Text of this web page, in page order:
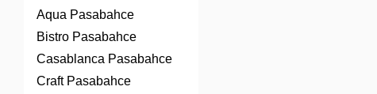
Aqua Pasabahce
Bistro Pasabahce
Casablanca Pasabahce
Craft Pasabahce